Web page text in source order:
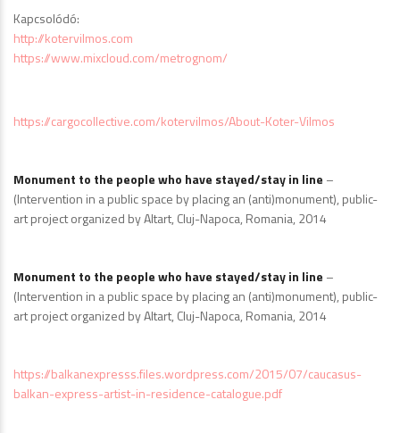
Kapcsolódó:
http://kotervilmos.com
https://www.mixcloud.com/metrognom/
https://cargocollective.com/kotervilmos/About-Koter-Vilmos
Monument to the people who have stayed/stay in line –
(Intervention in a public space by placing an (anti)monument), public-
art project organized by Altart, Cluj-Napoca, Romania, 2014
Monument to the people who have stayed/stay in line –
(Intervention in a public space by placing an (anti)monument), public-
art project organized by Altart, Cluj-Napoca, Romania, 2014
https://balkanexpresss.files.wordpress.com/2015/07/caucasus-
balkan-express-artist-in-residence-catalogue.pdf